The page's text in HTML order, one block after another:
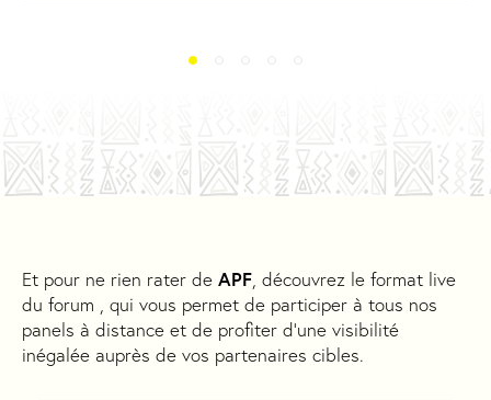
Et pour ne rien rater de APF , découvrez le format live
du forum , qui vous permet de participer à tous nos
panels à distance et de profiter d'une visibilité
inégalée auprès de vos partenaires cibles.